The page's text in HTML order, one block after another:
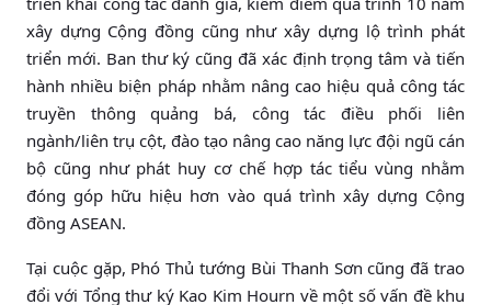
xây dựng Cộng đồng cũng như xây dựng lộ trình phát
triển mới. Ban thư ký cũng đã xác định trọng tâm và tiến
hành nhiều biện pháp nhằm nâng cao hiệu quả công tác
truyền thông quảng bá, công tác điều phối liên
ngành/liên trụ cột, đào tạo nâng cao năng lực đội ngũ cán
bộ cũng như phát huy cơ chế hợp tác tiểu vùng nhằm
đóng góp hữu hiệu hơn vào quá trình xây dựng Cộng
đồng ASEAN.
Tại cuộc gặp, Phó Thủ tướng Bùi Thanh Sơn cũng đã trao
đổi với Tổng thư ký Kao Kim Hourn về một số vấn đề khu